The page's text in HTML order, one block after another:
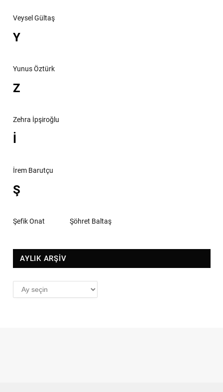
Veysel Gültaş
Y
Yunus Öztürk
Z
Zehra İpşiroğlu
İ
İrem Barutçu
Ş
Şefik Onat Şöhret Baltaş
AYLIK ARŞİV
AYLIK
ARŞİV